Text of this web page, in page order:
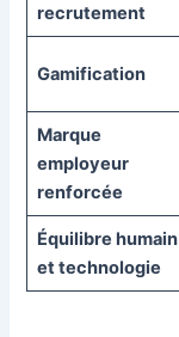
recrutement
Gamification
Marque
employeur
renforcée
Équilibre humain
et technologie